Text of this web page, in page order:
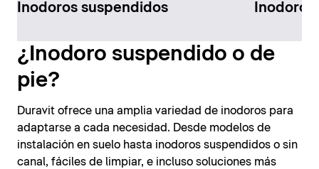
Inodoros suspendidos
¿Inodoro suspendido o de
pie?
Duravit ofrece una amplia variedad de inodoros para
adaptarse a cada necesidad. Desde modelos de
instalación en suelo hasta inodoros suspendidos o sin
canal, fáciles de limpiar, e incluso soluciones más